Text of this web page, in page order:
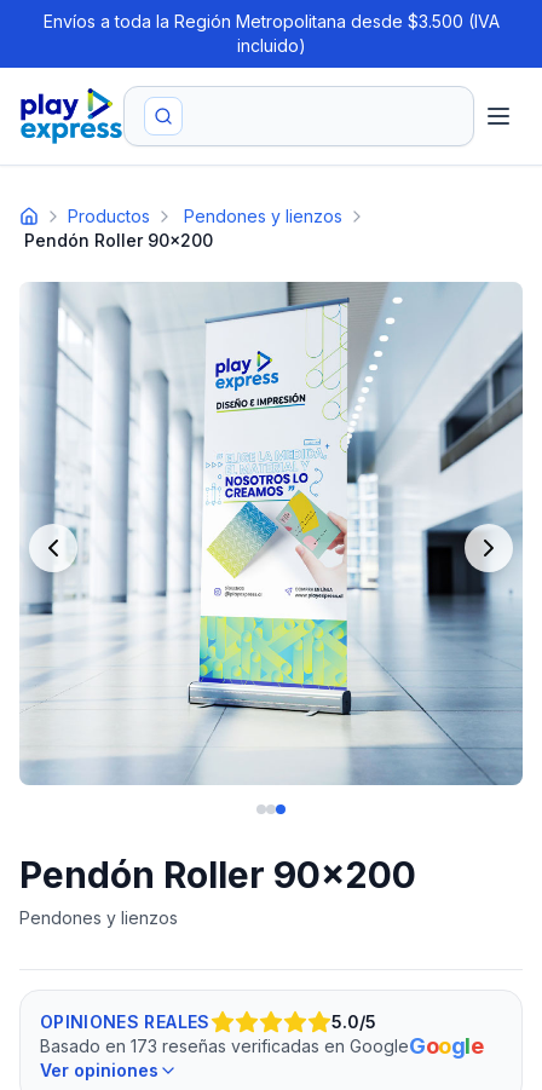
Envíos a toda la Región Metropolitana desde $3.500 (IVA
incluido)
Productos
Pendones y lienzos
Pendón Roller 90x200
Pendón Roller 90x200
Pendones y lienzos
OPINIONES REALES 5.0/5
Basado en 173 reseñas verificadas en GoogleGoogle
Ver opiniones